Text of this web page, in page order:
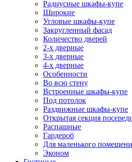
Радиусные шкафы-купе
Широкие
Угловые шкафы-купе
Закругленный фасад
Количество дверей
2-х дверные
3-х дверные
4-х дверные
Особенности
Во всю стену
Встроенные шкафы-купе
Под потолок
Раздвижные шкафы-купе
Открытая секция
Распашные
Гардероб
Для маленького
Эконом